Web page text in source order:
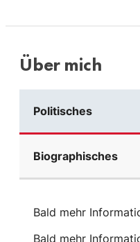
Über mich
Politisches
Biographisches
Bald mehr
Bald mehr